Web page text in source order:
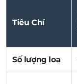
Tiêu Chí
Số lượng loa